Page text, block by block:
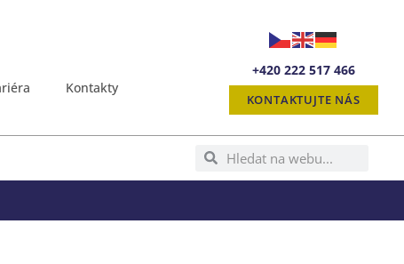
Kontakty
+420 222 517 466
KONTAKTUJTE NÁS